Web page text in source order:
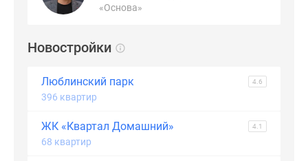
«Основа»
Новостройки
Люблинский парк 4.6
396 квартир
ЖК «Квартал Домашний» 4.1
68 квартир